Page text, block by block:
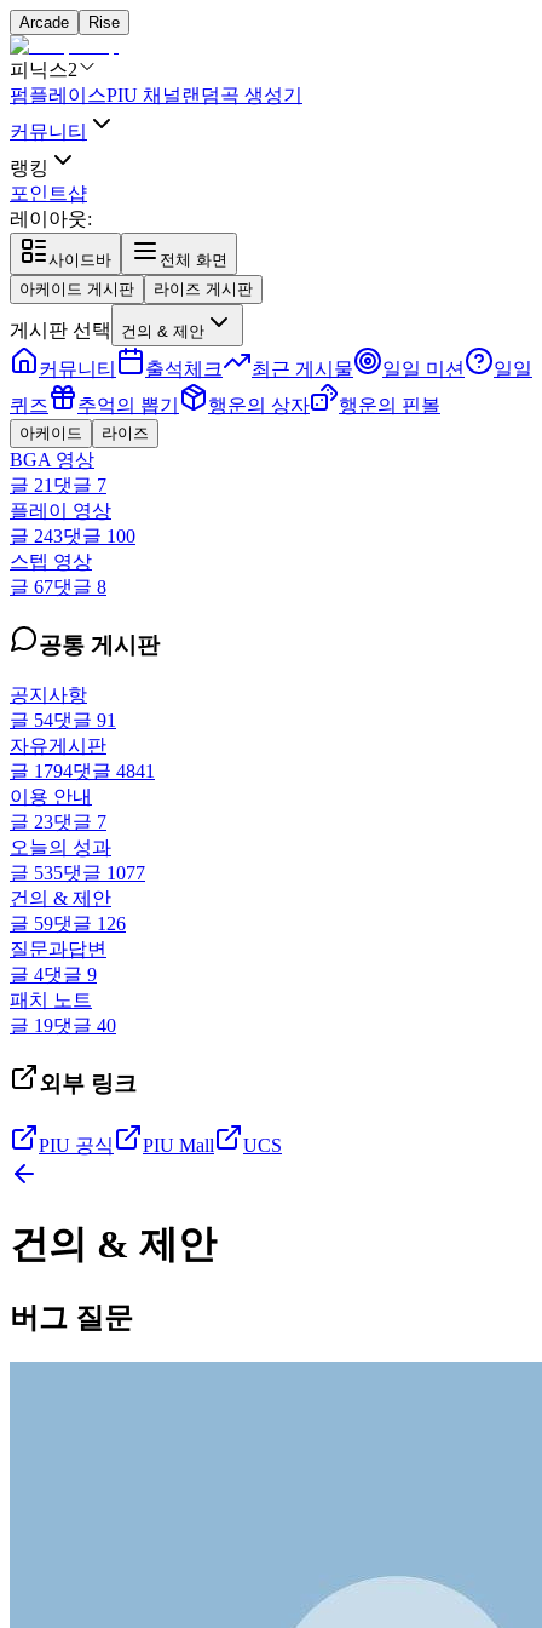
Arcade Rise
피닉스2
펌플레이스PIU 채널랜덤곡 생성기
커뮤니티
랭킹
포인트샵
레이아웃:
사이드바
전체 화면
아케이드 게시판
라이즈 게시판
게시판 선택 건의 & 제안
커뮤니티 출석체크 최근 게시물 일일 미션
일일
퀴즈
추억의 뽑기 행운의 상자 행운의 핀볼
아케이드 라이즈
BGA 영상
글 21 댓글 7
플레이 영상
글 243댓글 100
스텝 영상
글 67댓글 8
공통 게시판
공지사항
글 54댓글 91
자유게시판
글 1794댓글 4841
이용 안내
글 23댓글 7
오늘의 성과
글 535댓글 1077
건의 & 제안
글 59댓글 126
질문과답변
글 4댓글 9
패치 노트
글 19댓글 40
외부 링크
PIU 공식 PIU Mall UCS
건의 & 제안
버그 질문